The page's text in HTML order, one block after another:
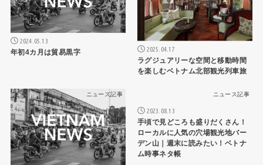
2024.05.13
年初4カ月は貿易黒字 2025.04.17
ラグジュアリーな空間と移動時間
を楽しむベトナム北部観光列車旅
ニュース記事 ニュース記事
2023.08.13
手頃で見どころも盛りだくさん！
ローカルに人気の穴場観光地バー
デン山｜週末に読みたい！ベトナ
ム時事ネタ帳